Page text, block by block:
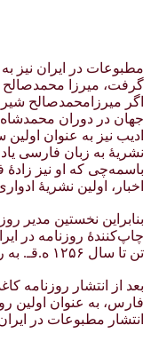
مطبوعات در ایران نیز
اگر میرزامحمدصالح
جهان در دوران محمدشاه
ادیب نیز به عنوان
نشریهٔ به زبان فارسی یاد
باسمه‌چی که او نیز
اخبار، اولین نشریهٔ
بنابراین نخستین مدیر
چاپ‌کنندهٔ روزنامه در
تن تا سال ۱۲۵۶ ه.قـ. به روزنامه‌نگاری اشتغال داشتند.
بعد از انتشار روزنامه
فارس، به عنوان اولین
انتشار مطبوعات در